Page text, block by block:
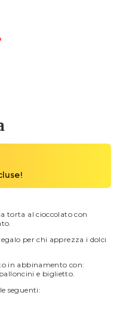
torta al cioccolato con
per chi apprezza i dolci
in abbinamento con:
e biglietto.
seguenti: